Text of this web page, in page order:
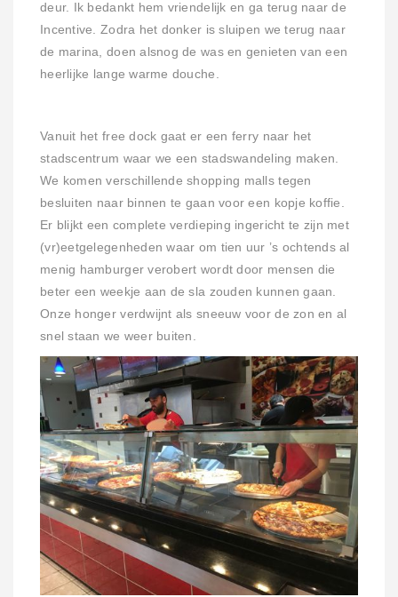
deur. Ik bedankt hem vriendelijk en ga terug naar de
Incentive. Zodra het donker is sluipen we terug naar
de marina, doen alsnog de was en genieten van een
heerlijke lange warme douche.
Vanuit het free dock gaat er een ferry naar het
stadscentrum waar we een stadswandeling maken.
We komen verschillende shopping malls tegen
besluiten naar binnen te gaan voor een kopje koffie.
Er blijkt een complete verdieping ingericht te zijn met
(vr)eetgelegenheden waar om tien uur ’s ochtends al
menig hamburger verobert wordt door mensen die
beter een weekje aan de sla zouden kunnen gaan.
Onze honger verdwijnt als sneeuw voor de zon en al
snel staan we weer buiten.